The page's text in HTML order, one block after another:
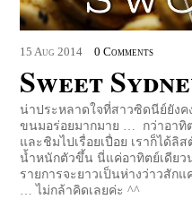
15 Aug 2014 0 Comments
Sweet
น่าประหลาดใจที่สาวซิดนีย์ยังค
ขนมอร่อยมากมาย … กว่าอาทิต
และชิมไปเรื่อยเปื่อย เราก็ได้ลิ
น้ำหนักตัวขึ้น นี่แค่อาทิตย์เดียว
รายการจะยาวเป็นห่างว่าวสัก
… ไม่กล้าคิดเลยค่ะ ^^